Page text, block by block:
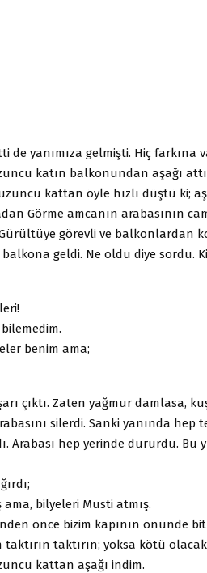
de yanımıza gelmişti. Hiç farkına
katın balkonundan aşağı
kattan öyle hızlı düştü ki;
Görme amcanın arabasının
görevli ve balkonlardan
geldi. Ne oldu diye sordu.
benim ama;
çıktı. Zaten yağmur damlasa,
silerdi. Sanki yanında hep
Arabası hep yerinde dururdu.
bilyeleri Musti atmış.
önce bizim kapının önünde
taktırın taktırın; yoksa kötü
kattan aşağı indim.